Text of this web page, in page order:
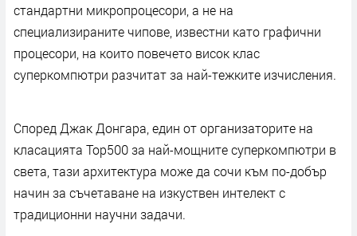
стандартни микропроцесори, а не на
специализираните чипове, известни като графични
процесори, на които повечето висок клас
суперкомпютри разчитат за най-тежките изчисления.
Според Джак Донгара, един от организаторите на
класацията Top500 за най-мощните суперкомпютри в
света, тази архитектура може да сочи към по-добър
начин за съчетаване на изкуствен интелект с
традиционни научни задачи.